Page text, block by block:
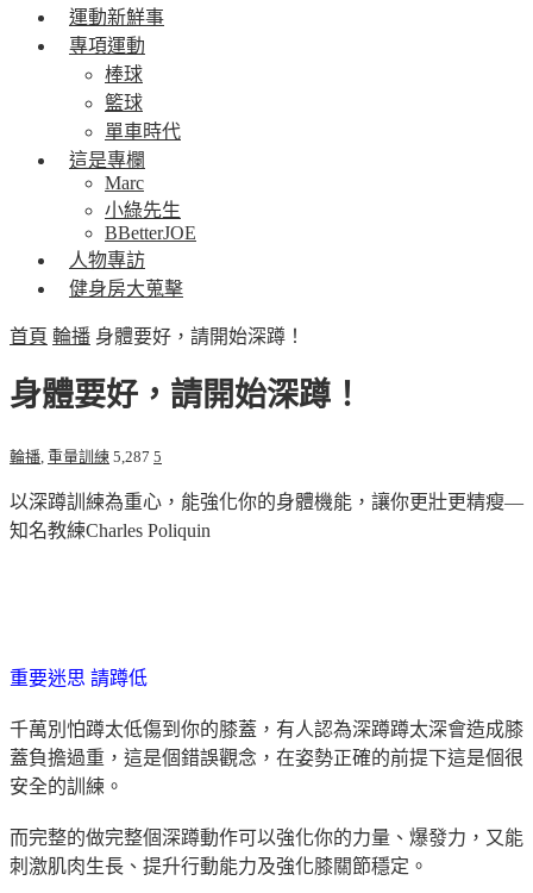
運動新鮮事
專項運動
棒球
籃球
單車時代
這是專欄
Marc
小綠先生
BBetterJOE
人物專訪
健身房大蒐擊
首頁 輪播 身體要好，請開始深蹲！
身體要好，請開始深蹲！
輪播 重量訓練 5,287 5
以深蹲訓練為重心，能強化你的身體機能，讓你更壯更精瘦—
知名教練Charles Poliquin
重要迷思 請蹲低
千萬別怕蹲太低傷到你的膝蓋，有人認為深蹲蹲太深會造成膝
蓋負擔過重，這是個錯誤觀念，在姿勢正確的前提下這是個很
安全的訓練。
而完整的做完整個深蹲動作可以強化你的力量、爆發力，又能
刺激肌肉生長、提升行動能力及強化膝關節穩定。